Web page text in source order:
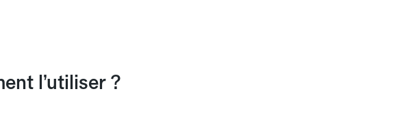
l’utiliser ?